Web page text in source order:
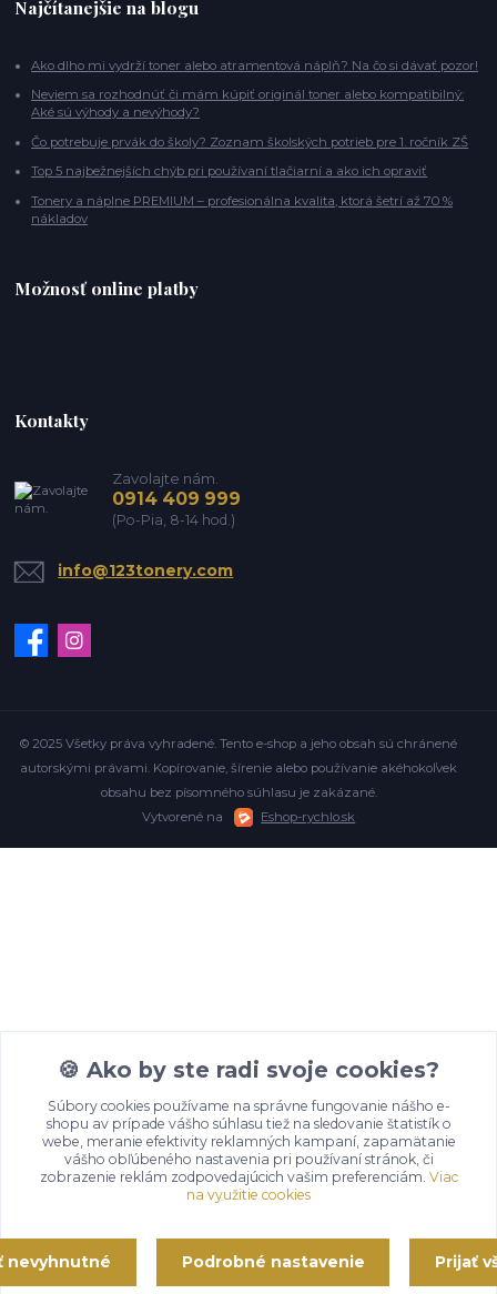
Najčítanejšie na blogu
Ako dlho mi vydrží toner alebo atramentová náplň? Na čo si dávať pozor!
Neviem sa rozhodnúť či mám kúpiť originál toner alebo kompatibilný:
Aké sú výhody a nevýhody?
Čo potrebuje prvák do školy? Zoznam školských potrieb pre 1. ročník ZŠ
Top 5 najbežnejších chýb pri používaní tlačiarní a ako ich opraviť
Tonery a náplne PREMIUM – profesionálna kvalita, ktorá šetrí až 70 %
nákladov
Možnosť online platby
Kontakty
Zavolajte nám.
0914 409 999
(Po-Pia, 8-14 hod.)
info@123tonery.com
© 2025 Všetky práva vyhradené. Tento e-shop a jeho obsah sú chránené
autorskými právami. Kopírovanie, šírenie alebo používanie akéhokoľvek
obsahu bez písomného súhlasu je zakázané.
Vytvorené na
Eshop-rychlo.sk
🍪 Ako by ste radi svoje cookies?
Súbory cookies používame na správne fungovanie nášho e-
shopu av prípade vášho súhlasu tiež na sledovanie štatistík o
webe, meranie efektivity reklamných kampaní, zapamätanie
vášho obľúbeného nastavenia pri používaní stránok, či
zobrazenie reklám zodpovedajúcich vašim preferenciám. Viac
na využitie cookies
nevyhnutné Podrobné nastavenie Prijať